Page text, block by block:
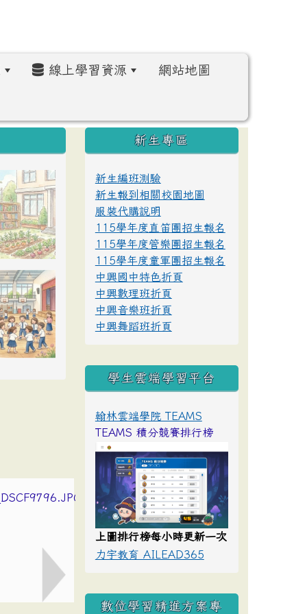
線上學習資源 網站地圖
:::
新生專區
新生編班測驗
新生報到相關校園地圖
服裝代購說明
115學年度直笛團招生報名
115學年度管樂團招生報名
115學年度童軍團招生報名
中興國中特色折頁
中興數理班折頁
中興音樂班折頁
中興舞蹈班折頁
學生雲端學習平台
翰林雲端學院 TEAMS
TEAMS 積分競賽排行榜
上圖排行榜每小時更新一次
力宇教育 AILEAD365
數位學習精進方案專